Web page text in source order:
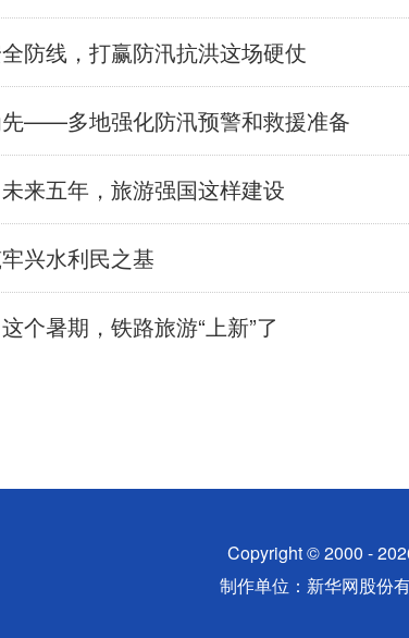
防线，打赢防汛抗洪这场硬仗
——多地强化防汛预警和救援准备
来五年，旅游强国这样建设
兴水利民之基
个暑期，铁路旅游“上新”了
Copyright © 2000 -
制作单位：新华网股